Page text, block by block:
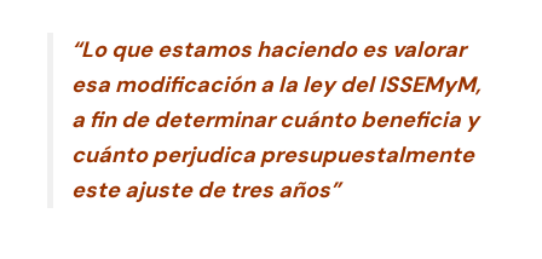
“Lo que estamos haciendo es valorar
esa modificación a la ley del ISSEMyM,
a fin de determinar cuánto beneficia y
cuánto perjudica presupuestalmente
este ajuste de tres años”